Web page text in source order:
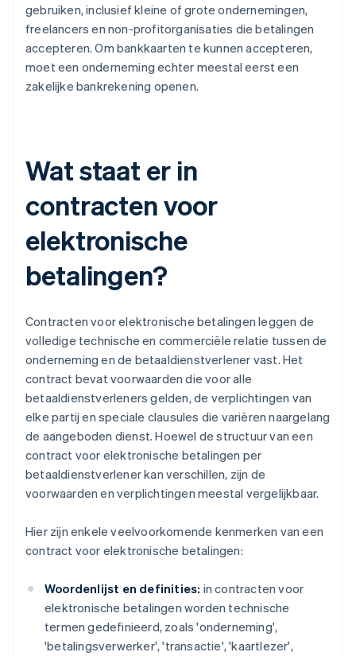
gebruiken, inclusief kleine of grote ondernemingen,
freelancers en non-profitorganisaties die betalingen
accepteren. Om bankkaarten te kunnen accepteren,
moet een onderneming echter meestal eerst een
zakelijke bankrekening openen.
Wat staat er in
contracten voor
elektronische
betalingen?
Contracten voor elektronische betalingen leggen de
volledige technische en commerciële relatie tussen de
onderneming en de betaaldienstverlener vast. Het
contract bevat voorwaarden die voor alle
betaaldienstverleners gelden, de verplichtingen van
elke partij en speciale clausules die variëren naargelang
de aangeboden dienst. Hoewel de structuur van een
contract voor elektronische betalingen per
betaaldienstverlener kan verschillen, zijn de
voorwaarden en verplichtingen meestal vergelijkbaar.
Hier zijn enkele veelvoorkomende kenmerken van een
contract voor elektronische betalingen:
Woordenlijst en definities: in contracten voor
elektronische betalingen worden technische
termen gedefinieerd, zoals 'onderneming',
'betalingsverwerker', 'transactie', 'kaartlezer',